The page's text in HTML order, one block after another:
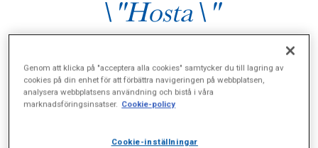
\"Hosta\"
Genom att klicka på "acceptera alla cookies" samtycker du till lagring av
cookies på din enhet för att förbättra navigeringen på webbplatsen,
analysera webbplatsens användning och bistå i våra
marknadsföringsinsatser. Cookie-policy
Cookie-inställningar